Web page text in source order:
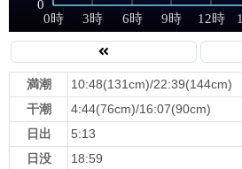
満潮
10:48(131cm)/22:39(144cm)
干潮
4:44(76cm)/16:07(90cm)
日出
5:13
日没
18:59